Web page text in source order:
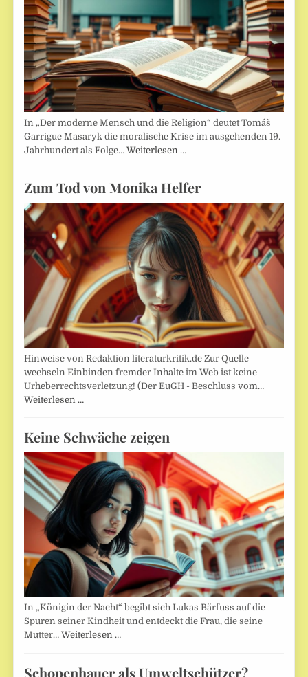
In „Der moderne Mensch und die Religion“ deutet Tomáš
Garrigue Masaryk die moralische Krise im ausgehenden 19.
Jahrhundert als Folge…Weiterlesen …
Zum Tod von Monika Helfer
Hinweise von Redaktion literaturkritik.de Zur Quelle
wechseln Einbinden fremder Inhalte im Web ist keine
Urheberrechtsverletzung! (Der EuGH - Beschluss vom…
Weiterlesen …
Keine Schwäche zeigen
In „Königin der Nacht“ begibt sich Lukas Bärfuss auf die
Spuren seiner Kindheit und entdeckt die Frau, die seine
Mutter…Weiterlesen …
Schopenhauer als Umweltschützer?